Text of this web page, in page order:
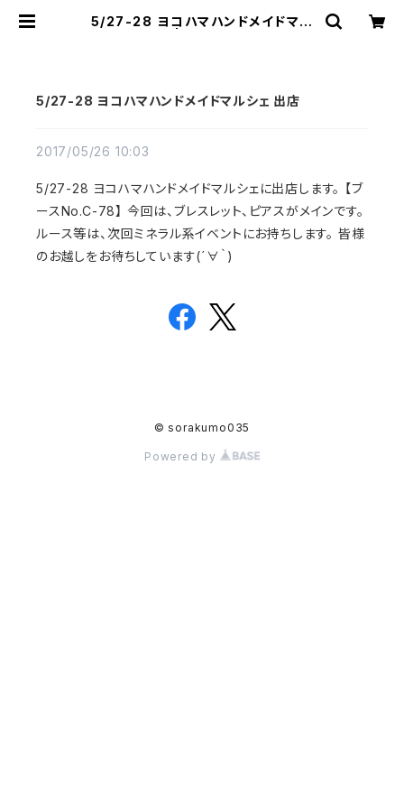
5/27-28 ヨコハマハンドメイドマル
5/27-28 ヨコハマハンドメイドマルシェ 出店
2017/05/26 10:03
5/27-28 ヨコハマハンドメイドマルシェに出店します。 【ブ
ースNo.C-78】 今回は、ブレスレット、ピアスがメインです。
ルース等は、次回ミネラル系イベントにお持ちします。 皆様
のお越しをお待ちしています(´∀｀)
© sorakumo035
Powered by